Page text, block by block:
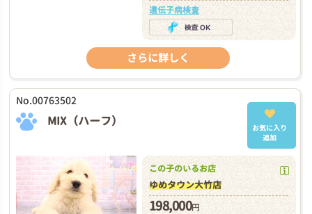
遺伝子病検査
さらに詳しく
No.00763502
MIX（ハーフ）
お気に入り
追加
この子のいるお店
ゆめタウン大竹店
198,000円